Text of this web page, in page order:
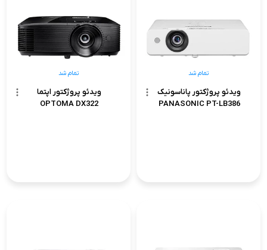
ویدئو پروژکتور پاناسونیک
PANASONIC PT-LB386
تمام شد
ویدئو پروژکتور اپتما
OPTOMA DX322
تمام شد